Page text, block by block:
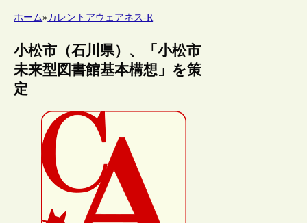
ホーム»カレントアウェアネス-R
小松市（石川県）、「小松市
未来型図書館基本構想」を策
定